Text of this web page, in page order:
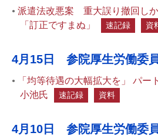
派遣法改悪案 重大誤り撤回し
「訂正ですまぬ」
速記録 資
4月15日 参院厚生労働委
「均等待遇の大幅拡大を」 パー
小池氏
速記録 資料
4月10日 参院厚生労働委